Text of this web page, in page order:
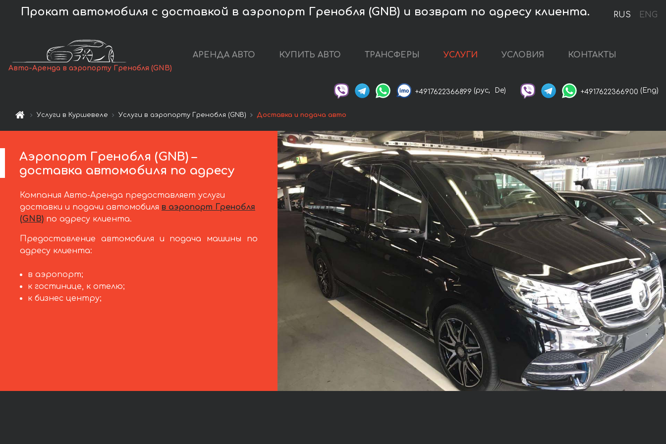
RUS ENG
Прокат автомобиля с доставкой в аэропорт Гренобля (GNB) и возврат по адресу клиента.
Авто-Аренда в аэропорту Гренобля (GNB)
АРЕНДА АВТО КУПИТЬ АВТО ТРАНСФЕРЫ УСЛУГИ УСЛОВИЯ КОНТАКТЫ
+4917622366899 (рус, De) +4917622366900 (Eng)
Услуги в Куршевеле Услуги в аэропорту Гренобля (GNB) Доставка и подача авто
Аэропорт Гренобля (GNB) –
доставка автомобиля по адресу
Компания Авто-Аренда предоставляет услуги
доставки и подачи автомобиля в аэропорт Гренобля
(GNB) по адресу клиента.
Предоставление автомобиля и подача машины по
адресу клиента:
в аэропорт;
к гостинице, к отелю;
к бизнес центру;